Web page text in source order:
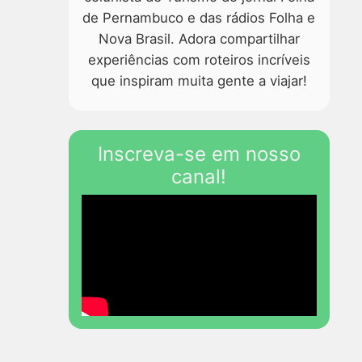
de Pernambuco e das rádios Folha e
Nova Brasil. Adora compartilhar
experiências com roteiros incríveis
que inspiram muita gente a viajar!
Inscreva-se em nosso
canal!